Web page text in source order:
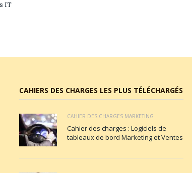
IT
CAHIERS DES CHARGES LES PLUS TÉLÉCHARGÉS
CAHIER DES CHARGES MARKETING
Cahier des charges : Logiciels de
tableaux de bord Marketing et Ventes